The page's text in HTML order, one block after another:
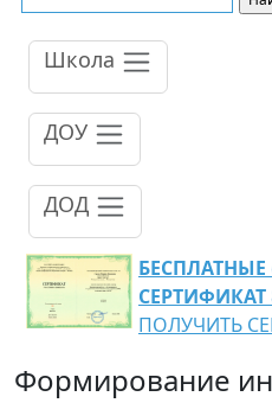
Школа
ДОУ
ДОД
БЕСПЛАТНЫЕ
СЕРТИФИКАТ
ПОЛУЧИТЬ
Формирование